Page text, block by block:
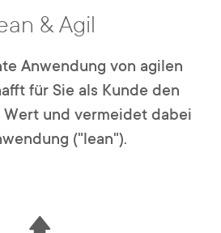
& Agil
Anwendung von agilen
für Sie als Kunde den
und vermeidet dabei
("lean").